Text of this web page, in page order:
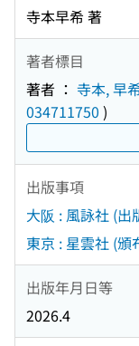
寺本早希 著
著者標目
著者 ： 寺本, 早
034711750 )
出版事項
大阪 : 風詠社 (出
東京 : 星雲社 (頒
出版年月日等
2026.4